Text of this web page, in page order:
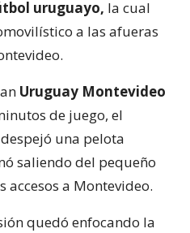
uruguayo, la cual
a las afueras
Uruguay Montevideo
de juego, el
despejó una pelota
saliendo del pequeño
a Montevideo.
quedó enfocando la